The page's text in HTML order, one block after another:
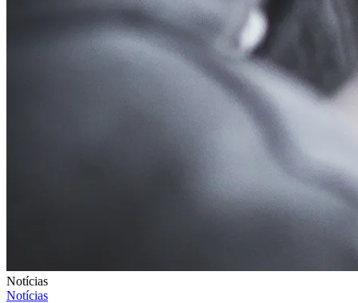
Notícias
Notícias